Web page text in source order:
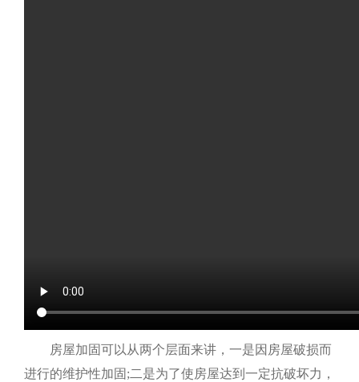
房屋加固可以从两个层面来讲，一是因房屋破损而
进行的维护性加固;二是为了使房屋达到一定抗破坏力，